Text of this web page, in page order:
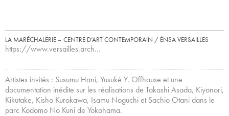
LA MARÉCHALERIE – CENTRE D’ART CONTEMPORAIN / ÉNSA VERSAILLES
https://www.versailles.arch…
Artistes invités : Susumu Hani, Yusuké Y. Offhause et une
documentation inédite sur les réalisations de Takashi Asada, Kiyonori,
Kikutake, Kisho Kurokawa, Isamu Noguchi et Sachio Otani dans le
parc Kodomo No Kuni de Yokohama.